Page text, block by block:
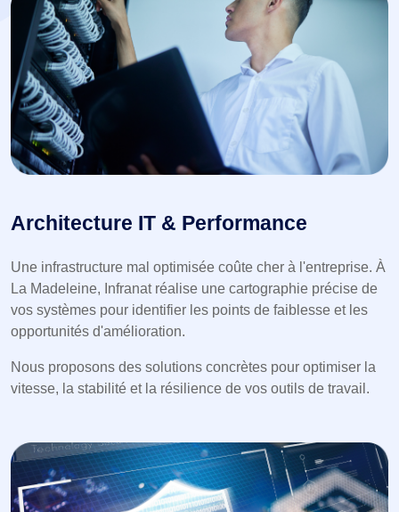
Architecture IT & Performance
Une infrastructure mal optimisée coûte cher à l'entreprise. À
La Madeleine, Infranat réalise une cartographie précise de
vos systèmes pour identifier les points de faiblesse et les
opportunités d'amélioration.
Nous proposons des solutions concrètes pour optimiser la
vitesse, la stabilité et la résilience de vos outils de travail.